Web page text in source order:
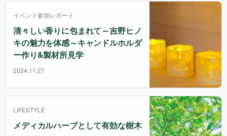
イベント参加レポート
清々しい香りに包まれて～吉野ヒノ
キの魅力を体感～キャンドルホルダ
ー作り&製材所見学
2024.11.27
LIFESTYLE
メディカルハーブとして有効な樹木